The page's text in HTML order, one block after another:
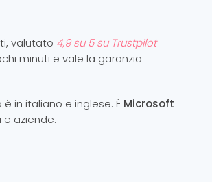
valutato 4,9 su 5 su Trustpilot
minuti e vale la garanzia
in italiano e inglese. È Microsoft
e aziende.